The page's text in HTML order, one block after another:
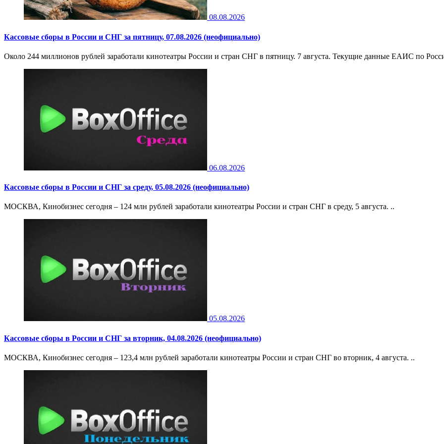
08.08.2026
Кассовые сборы в России и СНГ за пятницу, 07.08.2026 (неофициально)
Около 244 миллионов рублей заработали кинотеатры России и стран СНГ в пятницу. 7 августа. Текущие данные ЕАИС по
06.08.2026
Кассовые сборы в России и СНГ за среду, 05.08.2026 (неофициально)
МОСКВА, Кинобизнес сегодня – 124 млн рублей заработали кинотеатры России и стран СНГ в среду, 5 августа. ..
05.08.2026
Кассовые сборы в России и СНГ за вторник, 04.08.2026 (неофициально)
МОСКВА, Кинобизнес сегодня – 123,4 млн рублей заработали кинотеатры России и стран СНГ во вторник, 4 августа. ..